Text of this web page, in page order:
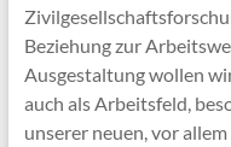
Beziehung zur
Ausgestaltung wollen
auch als Arbeitsfeld,
unserer neuen, vor